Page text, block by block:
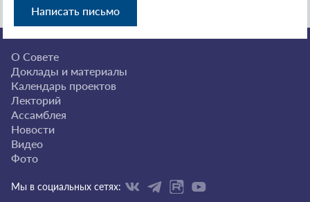
Написать письмо
О Совете
Доклады и материалы
Календарь проектов
Лекторий
Ассамблея
Новости
Видео
Фото
Мы в социальных сетях: